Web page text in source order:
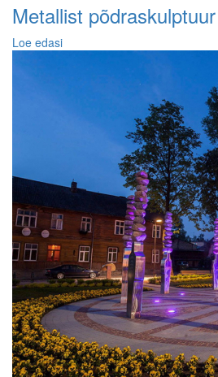
Metallist
Loe edasi